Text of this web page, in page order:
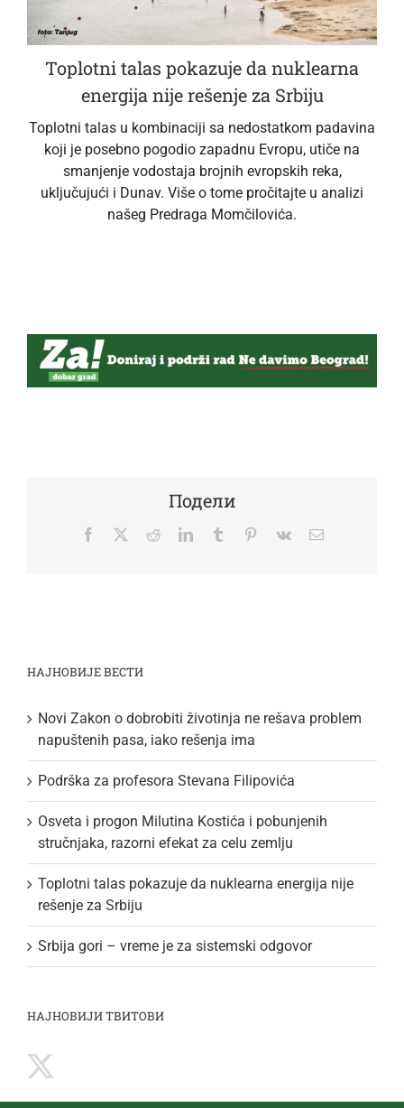
Toplotni talas pokazuje da nuklearna
energija nije rešenje za Srbiju
Toplotni talas u kombinaciji sa nedostatkom padavina
koji je posebno pogodio zapadnu Evropu, utiče na
smanjenje vodostaja brojnih evropskih reka,
uključujući i Dunav. Više o tome pročitajte u analizi
našeg Predraga Momčilovića.
Подели
Facebook
TwitterRedditLinkedInTumblr Pinterest
Vk Email
НАЈНОВИЈЕ ВЕСТИ
Novi Zakon o dobrobiti životinja ne rešava problem
napuštenih pasa, iako rešenja ima
Podrška za profesora Stevana Filipovića
Osveta i progon Milutina Kostića i pobunjenih
stručnjaka, razorni efekat za celu zemlju
Toplotni talas pokazuje da nuklearna energija nije
rešenje za Srbiju
Srbija gori – vreme je za sistemski odgovor
НАЈНОВИЈИ ТВИТОВИ